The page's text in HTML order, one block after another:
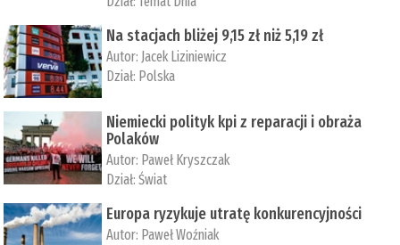
Na stacjach bliżej 9,15 zł niż 5,19 zł
Autor: Jacek Liziniewicz
Dział: Polska
Niemiecki polityk kpi z reparacji i obraża
Polaków
Autor: Paweł Kryszczak
Dział:Świat
Europa ryzykuje utratę konkurencyjności
Autor: Paweł Woźniak